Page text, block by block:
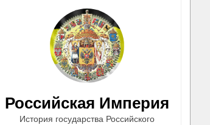
Российская Империя
История государства Российского